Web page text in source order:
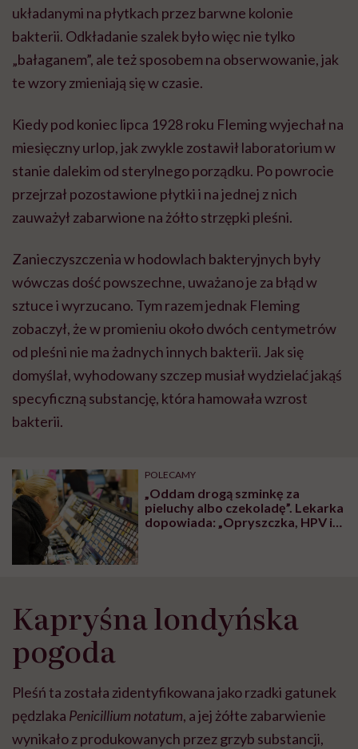
układanymi na płytkach przez barwne kolonie
bakterii. Odkładanie szalek było więc nie tylko
„bałaganem”, ale też sposobem na obserwowanie, jak
te wzory zmieniają się w czasie.
Kiedy pod koniec lipca 1928 roku Fleming wyjechał na
miesięczny urlop, jak zwykle zostawił laboratorium w
stanie dalekim od sterylnego porządku. Po powrocie
przejrzał pozostawione płytki i na jednej z nich
zauważył zabarwione na żółto strzępki pleśni.
Zanieczyszczenia w hodowlach bakteryjnych były
wówczas dość powszechne, uważano je za błąd w
sztuce i wyrzucano. Tym razem jednak Fleming
zobaczył, że w promieniu około dwóch centymetrów
od pleśni nie ma żadnych innych bakterii. Jak się
domyślał, wyhodowany szczep musiał wydzielać jakąś
specyficzną substancję, która hamowała wzrost
bakterii.
POLECAMY
„Oddam drogą szminkę za
pieluchy albo czekoladę”. Lekarka
dopowiada: „Opryszczka, HPV i
Kapryśna londyńska
pogoda
Pleśń ta została zidentyfikowana jako rzadki gatunek
pędzlaka Penicillium notatum, a jej żółte zabarwienie
wynikało z produkowanych przez grzyb substancji,